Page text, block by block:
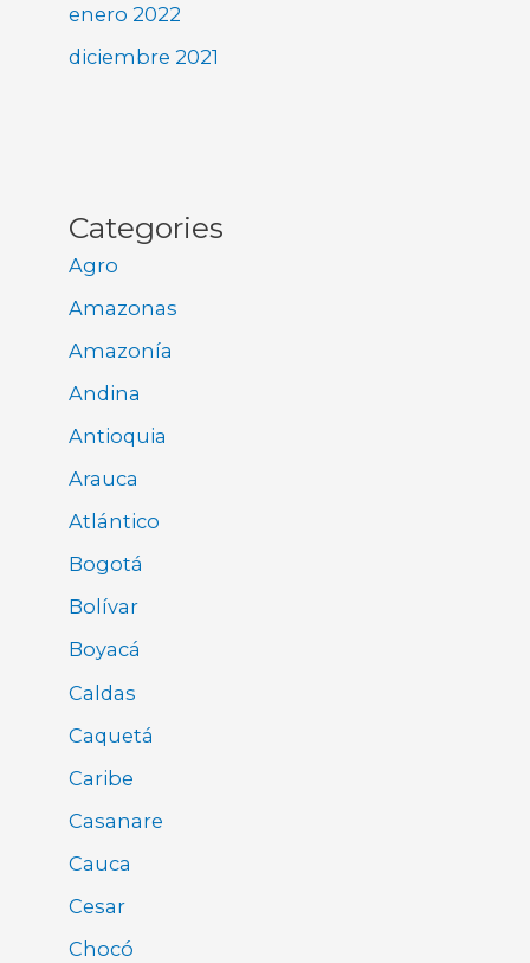
enero 2022
diciembre 2021
Categories
Agro
Amazonas
Amazonía
Andina
Antioquia
Arauca
Atlántico
Bogotá
Bolívar
Boyacá
Caldas
Caquetá
Caribe
Casanare
Cauca
Cesar
Chocó